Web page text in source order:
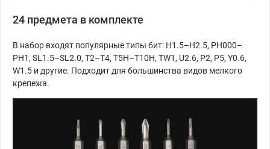
24 предмета в комплекте
В набор входят популярные типы бит: H1.5–H2.5, PH000–
PH1, SL1.5–SL2.0, T2–T4, T5H–T10H, TW1, U2.6, P2, P5, Y0.6,
W1.5 и другие. Подходит для большинства видов мелкого
крепежа.